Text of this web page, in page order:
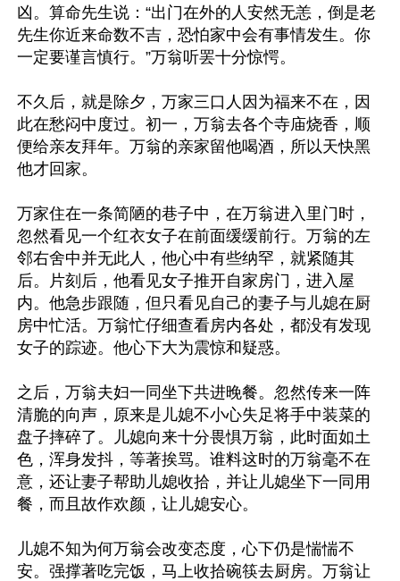
凶。算命先生说：“出门在外的人安然无恙，倒是老
先生你近来命数不吉，恐怕家中会有事情发生。你
一定要谨言慎行。”万翁听罢十分惊愕。
不久后，就是除夕，万家三口人因为福来不在，因
此在愁闷中度过。初一，万翁去各个寺庙烧香，顺
便给亲友拜年。万翁的亲家留他喝酒，所以天快黑
他才回家。
万家住在一条简陋的巷子中，在万翁进入里门时，
忽然看见一个红衣女子在前面缓缓前行。万翁的左
邻右舍中并无此人，他心中有些纳罕，就紧随其
后。片刻后，他看见女子推开自家房门，进入屋
内。他急步跟随，但只看见自己的妻子与儿媳在厨
房中忙活。万翁忙仔细查看房内各处，都没有发现
女子的踪迹。他心下大为震惊和疑惑。
之后，万翁夫妇一同坐下共进晚餐。忽然传来一阵
清脆的向声，原来是儿媳不小心失足将手中装菜的
盘子摔碎了。儿媳向来十分畏惧万翁，此时面如土
色，浑身发抖，等著挨骂。谁料这时的万翁毫不在
意，还让妻子帮助儿媳收拾，并让儿媳坐下一同用
餐，而且故作欢颜，让儿媳安心。
儿媳不知为何万翁会改变态度，心下仍是惴惴不
安。强撑著吃完饭，马上收拾碗筷去厨房。万翁让